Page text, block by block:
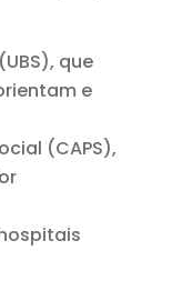
que
e
(CAPS),